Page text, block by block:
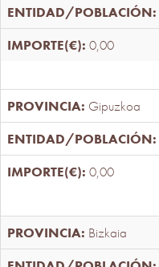
0,00
Gipuzkoa
0,00
Bizkaia